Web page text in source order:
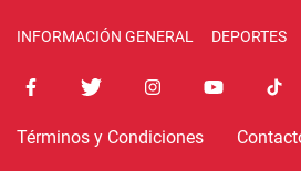
INFORMACIÓN GENERAL DEPORTES
Términos y Condiciones